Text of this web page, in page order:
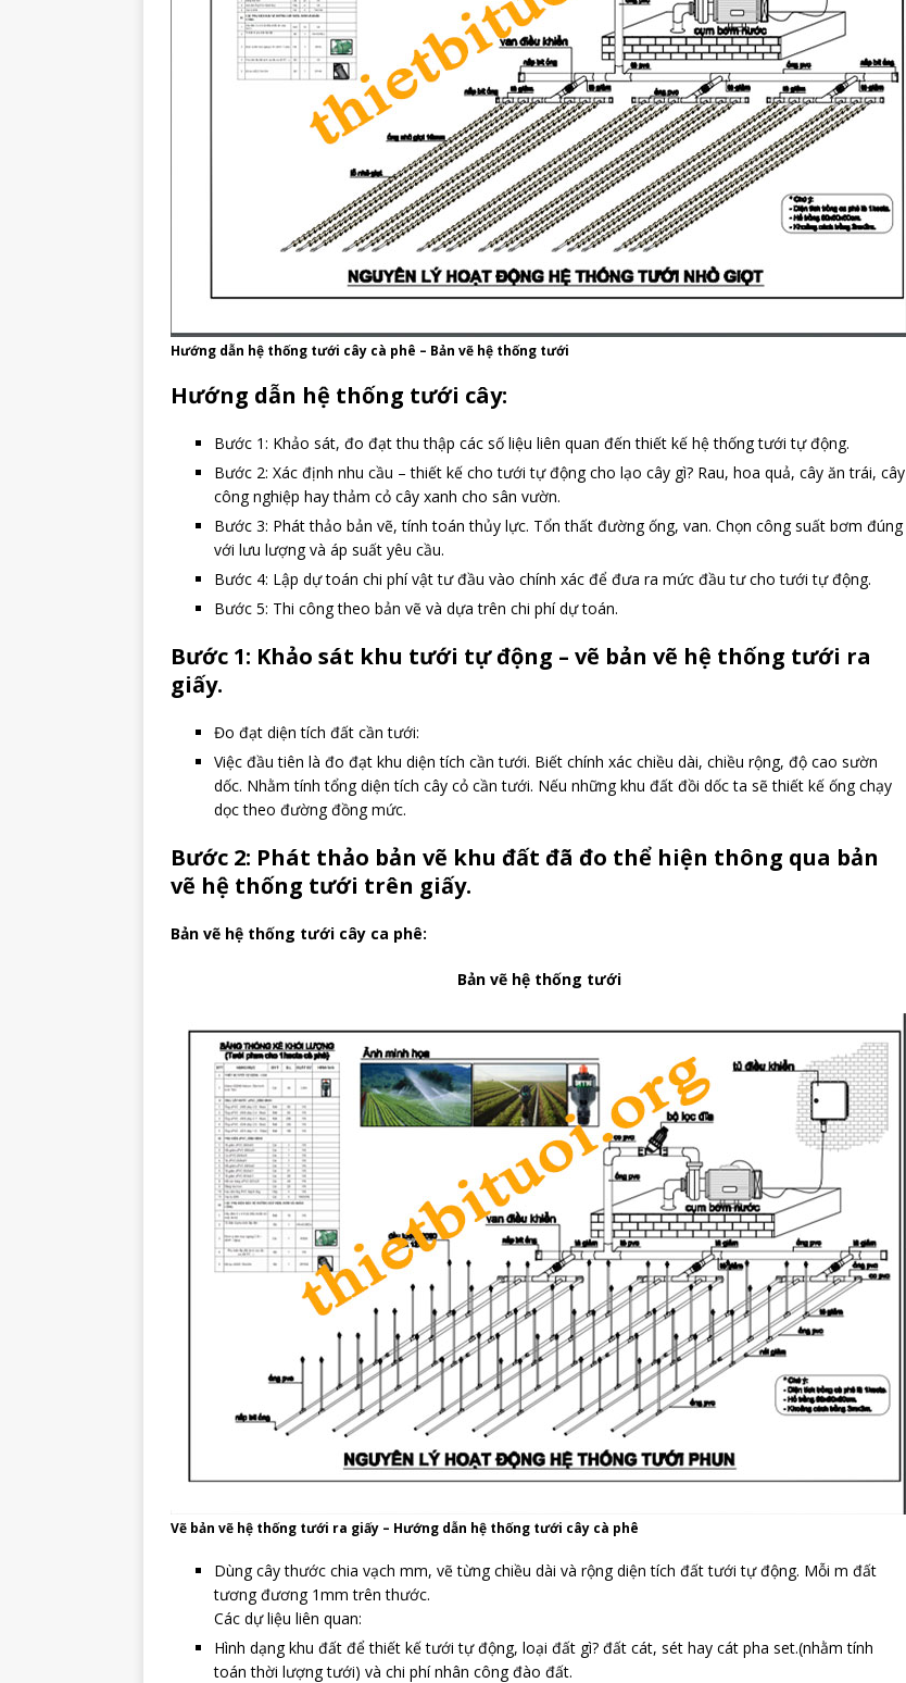
Hướng dẫn hệ thống tưới cây cà phê – Bản vẽ hệ thống tưới
Hướng dẫn hệ thống tưới cây:
Bước 1: Khảo sát, đo đạt thu thập các số liệu liên quan đến thiết kế hệ thống tưới tự động.
Bước 2: Xác định nhu cầu – thiết kế cho tưới tự động cho lạo cây gì? Rau, hoa quả, cây ăn trái, cây
công nghiệp hay thảm cỏ cây xanh cho sân vườn.
Bước 3: Phát thảo bản vẽ, tính toán thủy lực. Tổn thất đường ống, van. Chọn công suất bơm đúng
với lưu lượng và áp suất yêu cầu.
Bước 4: Lập dự toán chi phí vật tư đầu vào chính xác để đưa ra mức đầu tư cho tưới tự động.
Bước 5: Thi công theo bản vẽ và dựa trên chi phí dự toán.
Bước 1: Khảo sát khu tưới tự động – vẽ bản vẽ hệ thống tưới ra
giấy.
Đo đạt diện tích đất cần tưới:
Việc đầu tiên là đo đạt khu diện tích cần tưới. Biết chính xác chiều dài, chiều rộng, độ cao sườn
dốc. Nhằm tính tổng diện tích cây cỏ cần tưới. Nếu những khu đất đồi dốc ta sẽ thiết kế ống chạy
dọc theo đường đồng mức.
Bước 2: Phát thảo bản vẽ khu đất đã đo thể hiện thông qua bản
vẽ hệ thống tưới trên giấy.
Bản vẽ hệ thống tưới cây ca phê:
Bản vẽ hệ thống tưới
Vẽ bản vẽ hệ thống tưới ra giấy – Hướng dẫn hệ thống tưới cây cà phê
Dùng cây thước chia vạch mm, vẽ từng chiều dài và rộng diện tích đất tưới tự động. Mỗi m đất
tương đương 1mm trên thước.
Các dự liệu liên quan:
Hình dạng khu đất để thiết kế tưới tự động, loại đất gì? đất cát, sét hay cát pha set.(nhằm tính
toán thời lượng tưới) và chi phí nhân công đào đất.